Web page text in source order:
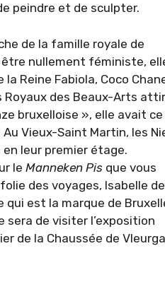
peindre et de sculpter.
de la famille royale de
être nullement féministe,
Reine Fabiola, Coco
Royaux des Beaux-Arts
bruxelloise », elle avait ce
Vieux-Saint Martin, les
leur premier étage.
le Manneken Pis que vous
des voyages, Isabelle de
est la marque de
sera de visiter l’exposition
de la Chaussée de